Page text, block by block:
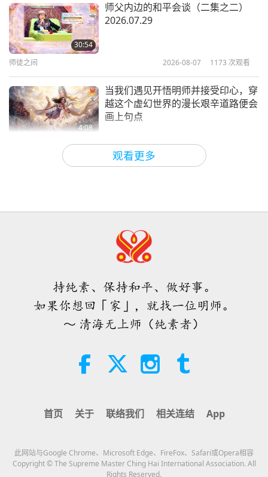
雷姆利亚：早期根源种族与高等智
观看更多
30:54
师父内边的和平会谈（二集之二）
2026.07.29
师徒之间 2026-08-07 1173 次观看
4:08
当我们遇见开悟明师并接受印心，穿
越这个虚幻世界的漫长艰辛道路便会
画上句点
2026-08-06
35:06
21:43
伊斯兰的水资源道德观：摘自《圣
智慧之语 2026-08-06 394
19:47
世界播下种子（二集之一）
38:45
师父内边的和平会谈（二集之一）
持纯素、保持和平、做好事。
如果你想回「家」，就找一位明师。
～ 清海无上师（纯素者）
首页 关于 联络我们 相关连结 App
此网站与Google Chrome、Microsoft Edge、FireFox、Safari或Opera相容
Copyright © The Supreme Master Ching Hai International Association. All
Rights Reserved.